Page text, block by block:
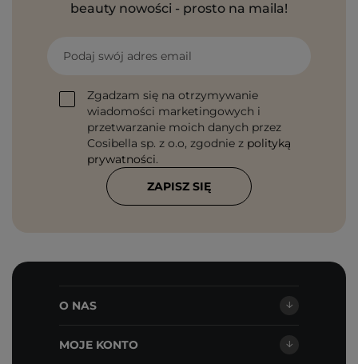
beauty nowości - prosto na maila!
Podaj swój adres email
Zgadzam się na otrzymywanie
wiadomości marketingowych i
przetwarzanie moich danych przez
Cosibella sp. z o.o, zgodnie z polityką
prywatności.
ZAPISZ SIĘ
O NAS
MOJE KONTO